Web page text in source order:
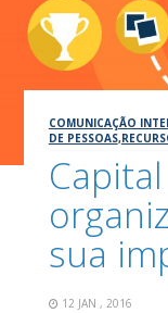
COMUNICAÇÃO
DE PESSOAS,
sua
12 JAN , 2016